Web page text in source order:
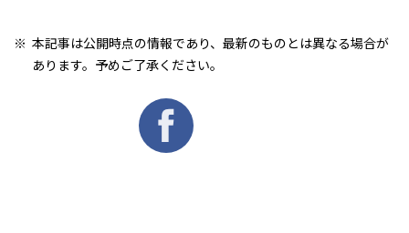
本記事は公開時点の情報であり、最新のものとは異なる場合が
あります。予めご了承ください。